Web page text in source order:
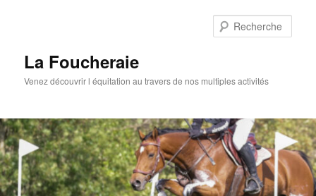
La Foucheraie
Venez découvrir l équitation au travers de nos multiples activités